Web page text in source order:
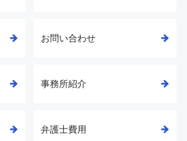
お問い合わせ
事務所紹介
弁護士費用